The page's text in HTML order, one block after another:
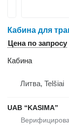
Цена по запросу
Кабина
Литва, Telšiai
UAB “KASIMA”